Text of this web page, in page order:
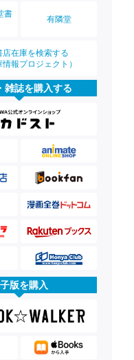
書
有隣堂
店在庫を検索する
情報プロジェクト）
雑誌を購入する
版を購入